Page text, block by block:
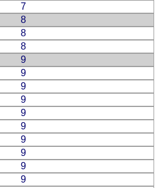
7
8
8
8
9
9
9
9
9
9
9
9
9
9